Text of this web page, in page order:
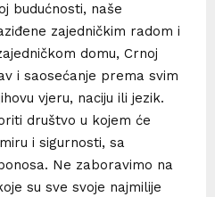
budućnosti, naše
zajedničkim radom i
domu, Crnoj
i saosećanje prema svim
vjeru, naciju ili jezik.
društvo u kojem će
i sigurnosti, sa
Ne zaboravimo na
su sve svoje najmilije